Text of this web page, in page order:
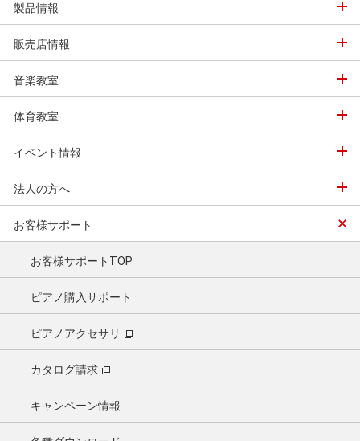
製品情報
販売店情報
音楽教室
体育教室
イベント情報
法人の方へ
お客様サポート
お客様サポートTOP
ピアノ購入サポート
ピアノアクセサリ
カタログ請求
キャンペーン情報